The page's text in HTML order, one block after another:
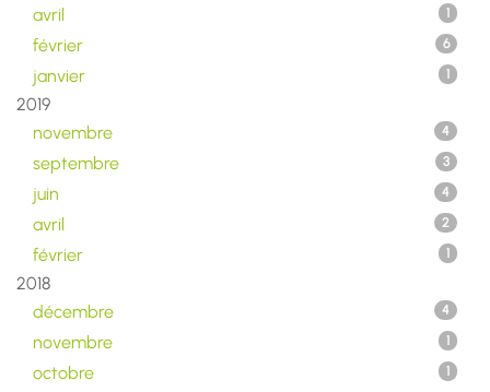
avril 1
février 6
janvier 1
2019
novembre
4
septembre 3
juin 4
avril 2
février 1
2018
décembre
4
novembre 1
octobre 1